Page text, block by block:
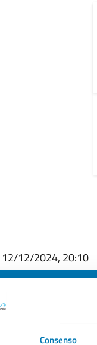
Consenso
12/12/2024, 20:10